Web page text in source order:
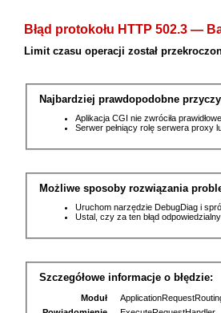
Błąd protokołu HTTP 502.3 —
Limit czasu operacji został
Najbardziej prawdopodobne
Aplikacja CGI nie zwróciła
Serwer pełniący rolę serwera proxy
Możliwe sposoby rozwiązania
Uruchom narzędzie DebugDiag i
Ustal, czy za ten błąd
Szczegółowe informacje o błędzie:
Moduł